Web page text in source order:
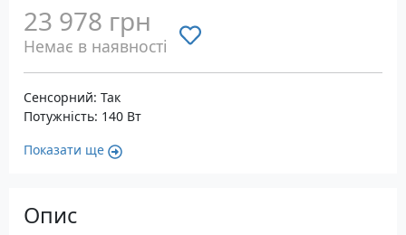
23 978 грн
Немає в наявності
Сенсорний: Так
Потужність: 140 Вт
Показати ще
Опис